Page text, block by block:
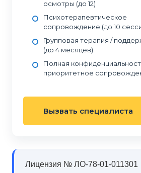
Я сам обратился в наркологическую клинику
«Станция Жизни», когда понял, что алкоголь
полностью контролирует мою жизнь. Было
страшно и стыдно, но на консультации эти
чувства быстро ушли. Врач внимательно
выслушал, объяснил, что со мной происходит,
почувствовал ясную голову и уверенность,
что могу жить трезво. Благодарен клинике за
Алексей Морозов
осмотры (до 12)
Психотерапевтическое
сопровождение (до 10
Групповая терапия /
(до 4 месяцев)
Полная
приоритетное
Вызвать специалиста
Лицензия № ЛО-78-01-011301